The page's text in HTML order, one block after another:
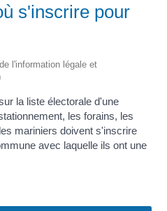
s'inscrire pour
l'information légale et
la liste électorale d'une
les forains, les
mariniers doivent s'inscrire
avec laquelle ils ont une